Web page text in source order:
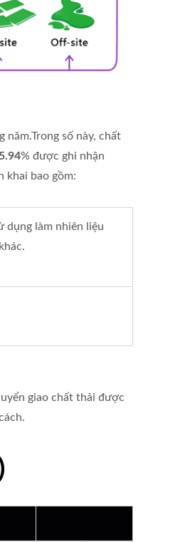
số này, chất
% được ghi nhận
khai bao gồm:
dụng làm nhiên liệu
giao chất thải được